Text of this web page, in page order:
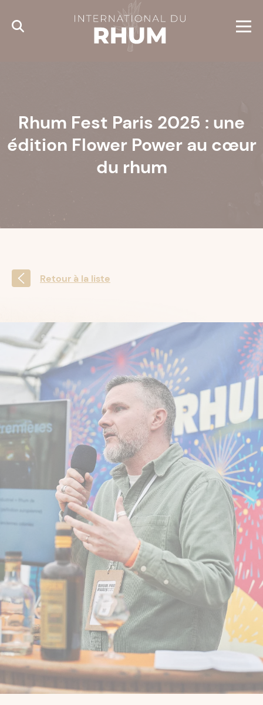
Rhum Fest Paris 2025 : une
édition Flower Power au cœur
du rhum
Retour à la liste
Cookies management panel